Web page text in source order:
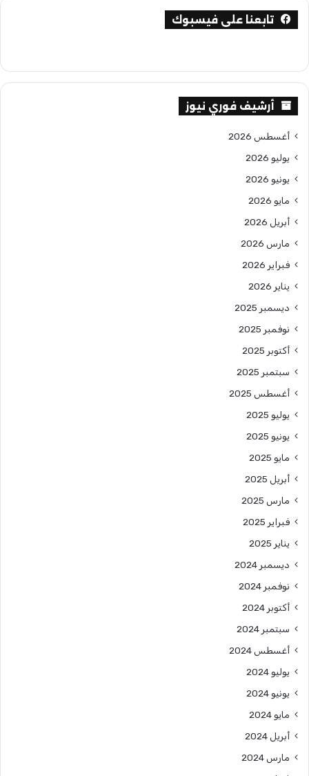
تابعنا على فيسبوك
أرشيف فوري نيوز
أغسطس 2026
يوليو 2026
يونيو 2026
مايو 2026
أبريل 2026
مارس 2026
فبراير 2026
يناير 2026
ديسمبر 2025
نوفمبر 2025
أكتوبر 2025
سبتمبر 2025
أغسطس 2025
يوليو 2025
يونيو 2025
مايو 2025
أبريل 2025
مارس 2025
فبراير 2025
يناير 2025
ديسمبر 2024
نوفمبر 2024
أكتوبر 2024
سبتمبر 2024
أغسطس 2024
يوليو 2024
يونيو 2024
مايو 2024
أبريل 2024
مارس 2024